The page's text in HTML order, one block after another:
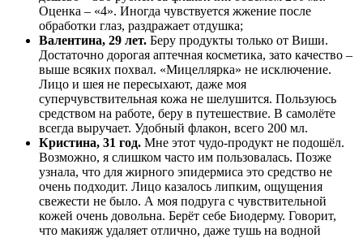
Оценка – «4». Иногда чувствуется жжение после
обработки глаз, раздражает отдушка;
Валентина, 29 лет. Беру продукты только от Виши.
Достаточно дорогая аптечная косметика, зато качество –
выше всяких похвал. «Мицеллярка» не исключение.
Лицо и шея не пересыхают, даже моя
суперчувствительная кожа не шелушится. Пользуюсь
средством на работе, беру в путешествие. В самолёте
всегда выручает. Удобный флакон, всего 200 мл.
Кристина, 31 год. Мне этот чудо-продукт не подошёл.
Возможно, я слишком часто им пользовалась. Позже
узнала, что для жирного эпидермиса это средство не
очень подходит. Лицо казалось липким, ощущения
свежести не было. А моя подруга с чувствительной
кожей очень довольна. Берёт себе Биодерму. Говорит,
что макияж удаляет отлично, даже тушь на водной